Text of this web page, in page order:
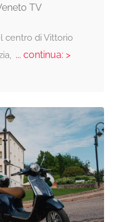
TV
centro di Vittorio
... continua: >